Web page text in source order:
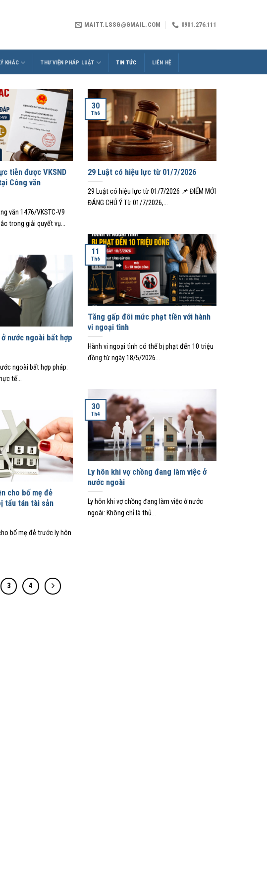
MAITT.LSSG@GMAIL.COM 0901.276.111
KHÁC THƯ VIỆN PHÁP LUẬT TIN TỨC LIÊN HỆ
tiễn được VKSND
Công văn
văn 1476/VKSTC-V9
trong giải quyết vụ...
29 Luật có hiệu lực từ 01/7/2026
29 Luật có hiệu lực từ 01/7/2026 📌 ĐIỂM MỚI
ĐÁNG CHÚ Ý Từ 01/7/2026,...
30
Th6
Tăng gấp đôi mức phạt tiền với hành
vi ngoại tình
Hành vi ngoại tình có thể bị phạt đến 10 triệu
đồng từ ngày 18/5/2026...
11
Th6
nước ngoài bất hợp
ngoài bất hợp pháp:
tế...
Ly hôn khi vợ chồng đang làm việc ở
nước ngoài
Ly hôn khi vợ chồng đang làm việc ở nước
ngoài: Không chỉ là thủ...
30
Th4
cho bố mẹ đẻ
tẩu tán tài sản
bố mẹ đẻ trước ly hôn
3 4